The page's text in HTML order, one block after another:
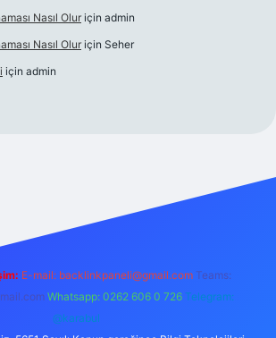
Nasıl Oluriçin admin
Nasıl Oluriçin Seher
için admin
E-mail: backlinkpaneli@gmail.com Teams:
Whatsapp: 0262 606 0 726 Telegram:
@karabul